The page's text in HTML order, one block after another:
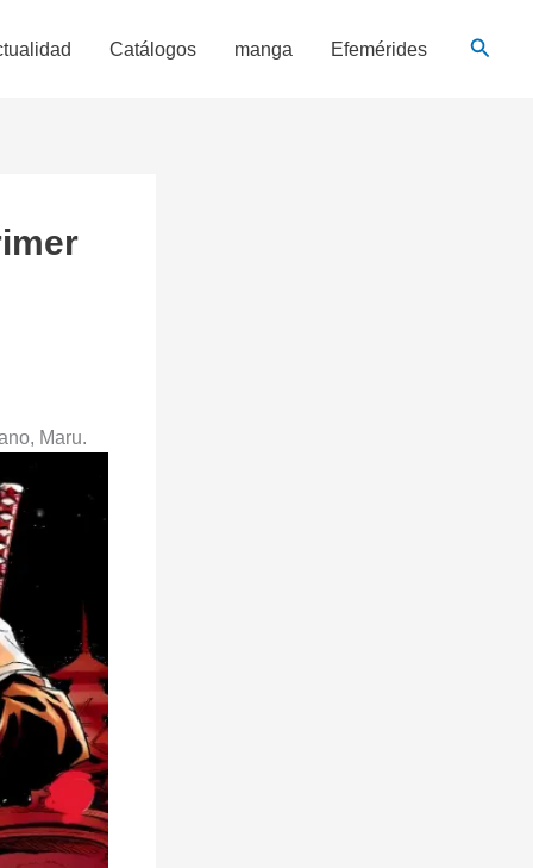
Catálogos manga Efemérides
Maru.